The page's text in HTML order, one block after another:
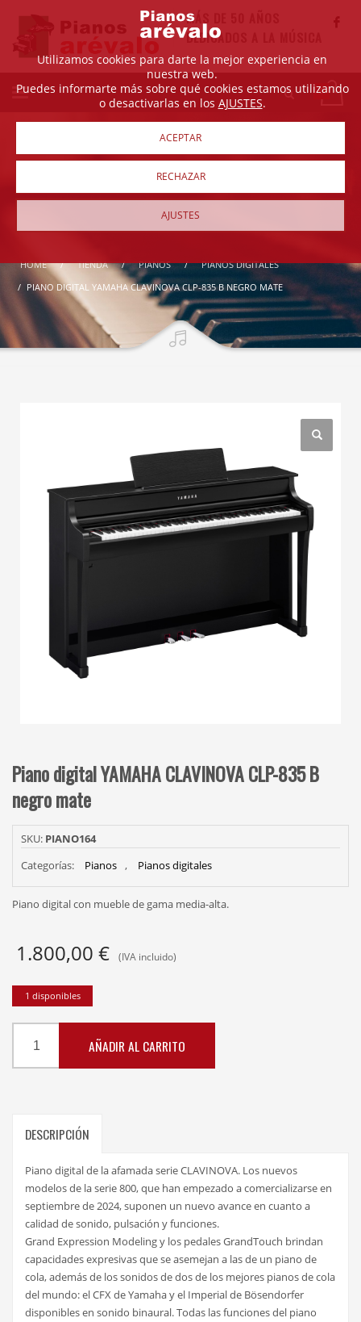
MÁS DE 50 AÑOS
DEDICADOS A LA MÚSICA
HOME TIENDA PIANOS
PIANOS DIGITALES
PIANO DIGITAL YAMAHA CLAVINOVA CLP-835 B NEGRO MATE
Piano digital YAMAHA CLAVINOVA CLP-835 B
negro mate
SKU: PIANO164
Categorías:
Pianos , Pianos digitales
Piano digital con mueble de gama media-alta.
1.800,00 € (IVA incluido)
1 disponibles
digital
YAMAHA
mate
cantidad
AÑADIR AL CARRITO
DESCRIPCIÓN
Piano digital de la afamada serie CLAVINOVA. Los nuevos
modelos de la serie 800, que han empezado a comercializarse en
septiembre de 2024, suponen un nuevo avance en cuanto a
calidad de sonido, pulsación y funciones.
Grand Expression Modeling y los pedales GrandTouch brindan
capacidades expresivas que se asemejan a las de un piano de
cola, además de los sonidos de dos de los mejores pianos de cola
del mundo: el CFX de Yamaha y el Imperial de Bösendorfer
disponibles en sonido binaural. Todas las funciones del piano
Utilizamos cookies para darte la mejor experiencia en
nuestra web.
Puedes informarte más sobre qué cookies estamos utilizando
o desactivarlas en los AJUSTES.
ACEPTAR
RECHAZAR
AJUSTES